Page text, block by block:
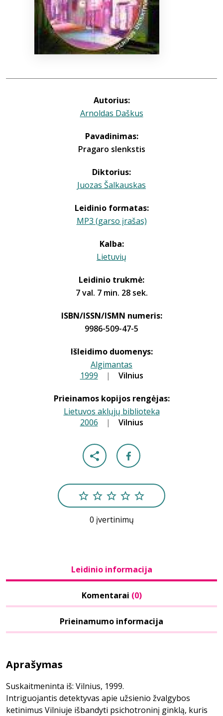
Autorius:
Arnoldas Daškus
Pavadinimas:
Pragaro slenkstis
Diktorius:
Juozas Šalkauskas
Leidinio formatas:
MP3 (garso įrašas)
Kalba:
Lietuvių
Leidinio trukmė:
7 val. 7 min. 28 sek.
ISBN/ISSN/ISMN numeris:
9986-509-47-5
Išleidimo duomenys:
Algimantas
1999 | Vilnius
Prieinamos kopijos rengėjas:
Lietuvos aklųjų biblioteka
2006 | Vilnius
0 įvertinimų
Leidinio informacija
Komentarai (0)
Prieinamumo informacija
Aprašymas
Suskaitmeninta iš: Vilnius, 1999.
Intriguojantis detektyvas apie užsienio žvalgybos
ketinimus Vilniuje išbandyti psichotroninį ginklą, kuris